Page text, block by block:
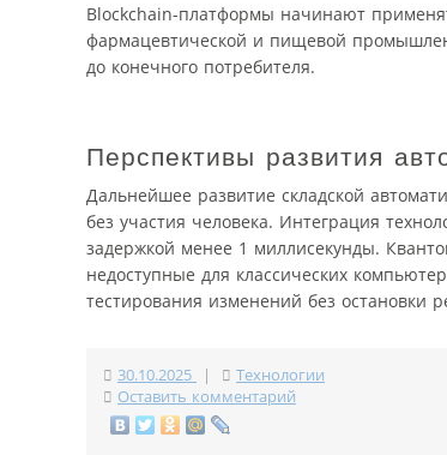
Blockchain-платформы начинают
фармацевтической и пищевой
до конечного потребителя.
Перспективы развития
Дальнейшее развитие складской
без участия человека. Интеграция
задержкой менее 1 миллисекунды.
недоступные для классических
тестирования изменений без остановки
30.10.2025 |
Технологии
Оставить комментарий